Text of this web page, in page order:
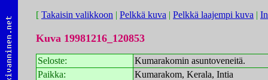
[ Takaisin valikkoon | Pelkkä kuva | Pelkkä laajempi kuva |
Kuva 19981216_120853
Seloste:
Kumarakomin asuntoveneitä.
Paikka:
Kumarakom, Kerala, Intia